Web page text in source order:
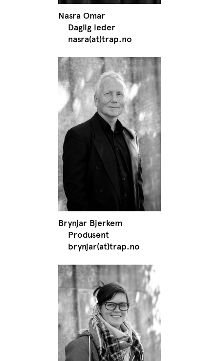
Nasra Omar
Daglig leder
nasra(at)trap.no
Brynjar Bjerkem
Produsent
brynjar(at)trap.no